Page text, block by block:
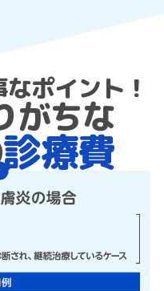
ポイント！
がちな
診療費